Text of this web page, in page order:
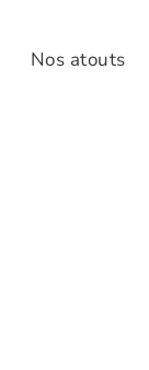
Nos atouts